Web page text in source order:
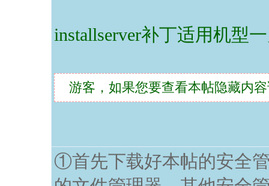
installserver补丁适用机型
游客，如果您要查看本帖隐藏内
①首先下载好本帖的安全